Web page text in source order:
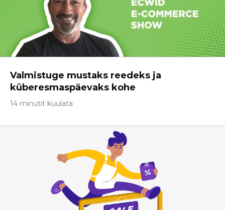
Valmistuge mustaks reedeks ja
küberesmaspäevaks kohe
14 minutit kuulata